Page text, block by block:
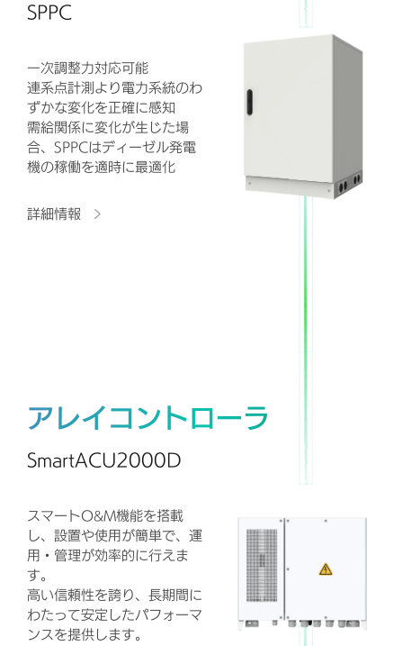
SPPC
一次調整力対応可能
連系点計測より電力系統のわ
ずかな変化を正確に感知
需給関係に変化が生じた場
合、SPPCはディーゼル発電
機の稼働を適時に最適化
詳細情報
アレイコントローラ
SmartACU2000D
スマートO&M機能を搭載
し、設置や使用が簡単で、運
用・管理が効率的に行えま
す。
高い信頼性を誇り、長期間に
わたって安定したパフォーマ
ンスを提供します。